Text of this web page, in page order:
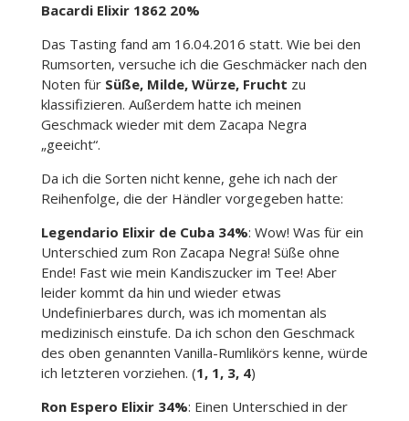
Bacardi Elixir 1862 20%
Das Tasting fand am 16.04.2016 statt. Wie bei den
Rumsorten, versuche ich die Geschmäcker nach den
Noten für Süße, Milde, Würze, Frucht zu
klassifizieren. Außerdem hatte ich meinen
Geschmack wieder mit dem Zacapa Negra
„geeicht“.
Da ich die Sorten nicht kenne, gehe ich nach der
Reihenfolge, die der Händler vorgegeben hatte:
Legendario Elixir de Cuba 34%: Wow! Was für ein
Unterschied zum Ron Zacapa Negra! Süße ohne
Ende! Fast wie mein Kandiszucker im Tee! Aber
leider kommt da hin und wieder etwas
Undefinierbares durch, was ich momentan als
medizinisch einstufe. Da ich schon den Geschmack
des oben genannten Vanilla-Rumlikörs kenne, würde
ich letzteren vorziehen. (1, 1, 3, 4)
Ron Espero Elixir 34%: Einen Unterschied in der